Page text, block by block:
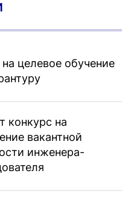
целевое обучение
конкурс на
вакантной
инженера-